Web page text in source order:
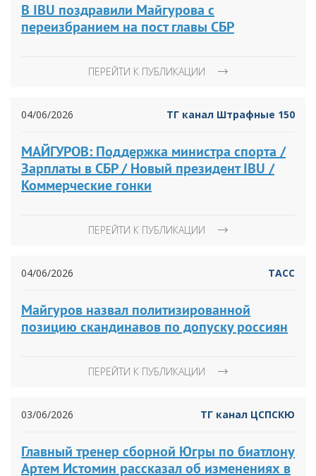
В IBU поздравили Майгурова с
переизбранием на пост главы СБР
ПЕРЕЙТИ К ПУБЛИКАЦИИ
04/06/2026 ТГ канал Штрафные 150
МАЙГУРОВ: Поддержка министра спорта /
Зарплаты в СБР / Новый президент IBU /
Коммерческие гонки
ПЕРЕЙТИ К ПУБЛИКАЦИИ
04/06/2026 ТАСС
Майгуров назвал политизированной
позицию скандинавов по допуску россиян
ПЕРЕЙТИ К ПУБЛИКАЦИИ
03/06/2026 ТГ канал ЦСПСКЮ
Главный тренер сборной Югры по биатлону
Артем Истомин рассказал об изменениях в